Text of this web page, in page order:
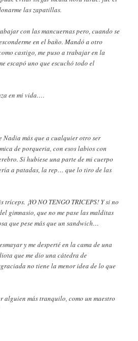
las zapatillas.
con las mancuernas pero, cuando se
en el baño. Mandó a otro
castigo, me puso a trabajar en la
escapó uno que escuchó todo el
en mi vida….
Nadia más que a cualquier otro ser
de porqueria, con esos labios con
Si hubiese una parte de mi cuerpo
a patadas, la rep… que lo tiro de las
¡YO NO TENGO TRICEPS! Y si no
gimnasio, que no me pase las malditas
que pese más que un sandwich…
y me desperté en la cama de una
que me dio una cátedra de
no tiene la menor idea de lo que
alguien más tranquilo, como un maestro